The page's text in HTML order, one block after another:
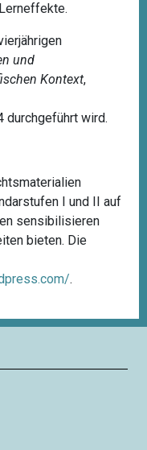
und
Kontext,
durchgeführt wird.
I und II auf
sensibilisieren
bieten. Die
.